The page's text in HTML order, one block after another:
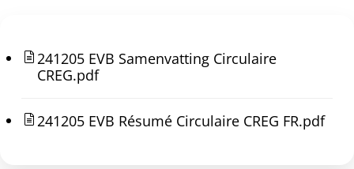
241205 EVB Samenvatting Circulaire
CREG.pdf
241205 EVB Résumé Circulaire CREG FR.pdf